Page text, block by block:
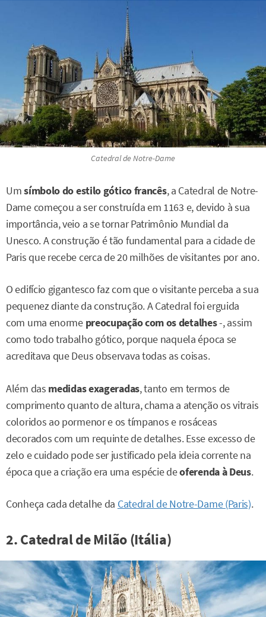
Catedral de Notre-Dame
Umsímbolo do estilo gótico francês, a Catedral de Notre-
Dame começou a ser construída em 1163 e, devido à sua
importância, veio a se tornar Patrimônio Mundial da
Unesco. A construção é tão fundamental para a cidade de
Paris que recebe cerca de 20 milhões de visitantes por ano.
O edifício gigantesco faz com que o visitante perceba a sua
pequenez diante da construção. A Catedral foi erguida
com uma enorme preocupação com os detalhes-, assim
como todo trabalho gótico, porque naquela época se
acreditava que Deus observava todas as coisas.
Além das medidas exageradas, tanto em termos de
comprimento quanto de altura, chama a atenção os vitrais
coloridos ao pormenor e os tímpanos e rosáceas
decorados com um requinte de detalhes. Esse excesso de
zelo e cuidado pode ser justificado pela ideia corrente na
época que a criação era uma espécie deoferenda à Deus.
Conheça cada detalhe da Catedral de Notre-Dame (Paris).
2. Catedral de Milão (Itália)